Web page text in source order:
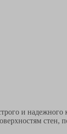
и надежного
стен,